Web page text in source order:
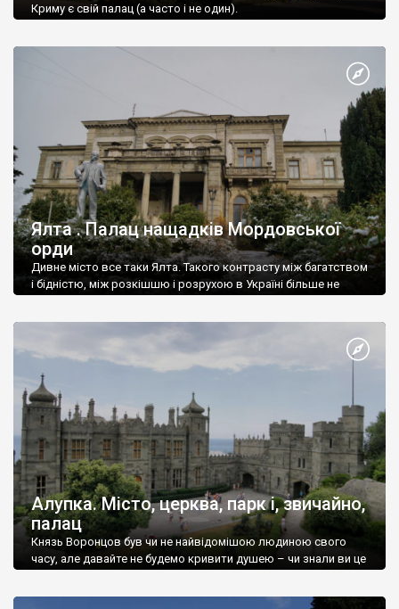
Криму є свій палац (а часто і не один).
Ялта . Палац нащадків Мордовської
орди
Дивне місто все таки Ялта. Такого контрасту між багатством
і бідністю, між розкішшю і розрухою в Україні більше не
Алупка. Місто, церква, парк і, звичайно,
палац
Князь Воронцов був чи не найвідомішою людиною свого
часу, але давайте не будемо кривити душею – чи знали ви це